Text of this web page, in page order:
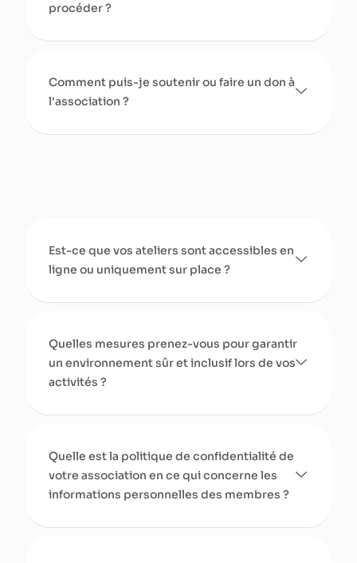
procéder ?
Comment puis-je soutenir ou faire un don à
l'association ?
Est-ce que vos ateliers sont accessibles en
ligne ou uniquement sur place ?
Quelles mesures prenez-vous pour garantir
un environnement sûr et inclusif lors de vos
activités ?
Quelle est la politique de confidentialité de
votre association en ce qui concerne les
informations personnelles des membres ?